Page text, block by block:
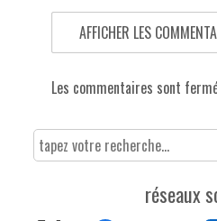
AFFICHER LES
Les commentaires sont
réseaux